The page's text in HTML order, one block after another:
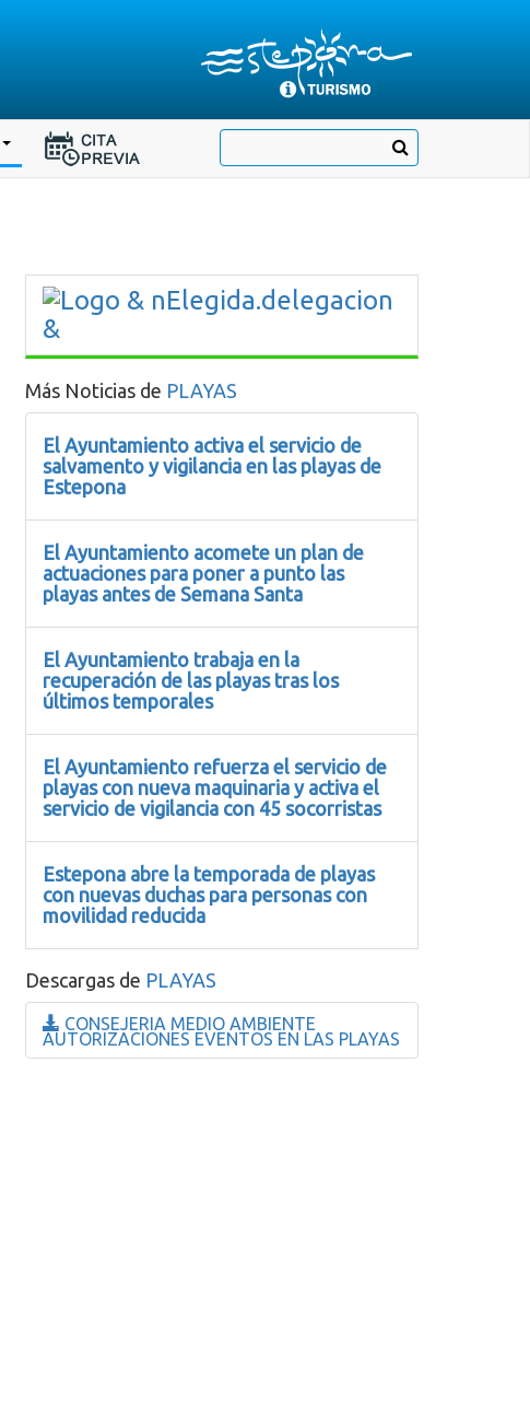
página
Buscar
Ir
a
Más Noticias de PLAYAS
El Ayuntamiento activa el servicio de
salvamento y vigilancia en las playas de
Estepona
El Ayuntamiento acomete un plan de
actuaciones para poner a punto las
playas antes de Semana Santa
El Ayuntamiento trabaja en la
recuperación de las playas tras los
últimos temporales
El Ayuntamiento refuerza el servicio de
playas con nueva maquinaria y activa el
servicio de vigilancia con 45 socorristas
Estepona abre la temporada de playas
con nuevas duchas para personas con
movilidad reducida
Descargas de PLAYAS
CONSEJERIA MEDIO AMBIENTE
AUTORIZACIONES EVENTOS EN LAS PLAYAS